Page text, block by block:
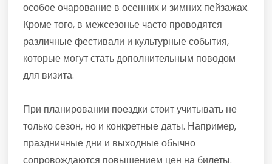
особое очарование в осенних и зимних пейзажах.
Кроме того, в межсезонье часто проводятся
различные фестивали и культурные события,
которые могут стать дополнительным поводом
для визита.
При планировании поездки стоит учитывать не
только сезон, но и конкретные даты. Например,
праздничные дни и выходные обычно
сопровождаются повышением цен на билеты.